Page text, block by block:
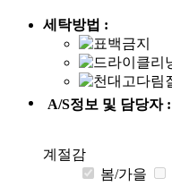
세탁방법 :
A/S정보 및 담당자 :
계절감
봄/가을